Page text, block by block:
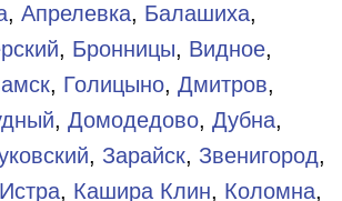
, Апрелевка, Балашиха,
, Бронницы, Видное,
, Голицыно, Дмитров,
, Домодедово, Дубна,
, Зарайск, Звенигород,
Истра, Кашира Клин, Коломна,